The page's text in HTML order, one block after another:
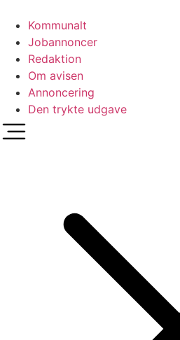
indhold
Kommunalt
Jobannoncer
Redaktion
Om avisen
Annoncering
Den trykte udgave